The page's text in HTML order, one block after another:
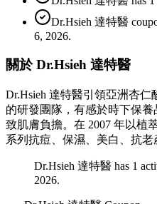
Dr.Hsieh 達特醫
6, 2026.
關於 Dr.Hsieh 達特醫
Dr.Hsieh 達特醫引領亞洲杏
的研發團隊，有感於時下保
致肌膚負擔。在 2007 年以植
系列抗痘、保濕、美白、抗老
Dr.Hsieh 達特醫 has 1
2026.